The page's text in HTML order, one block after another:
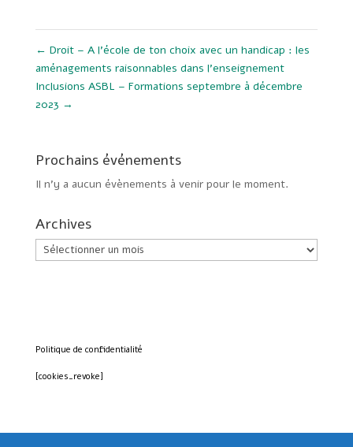
← Droit – A l’école de ton choix avec un handicap : les
aménagements raisonnables dans l’enseignement
Inclusions ASBL – Formations septembre à décembre
2023 →
Prochains événements
Il n’y a aucun évènements à venir pour le moment.
Archives
Archives
Politique de confidentialité
[cookies_revoke]